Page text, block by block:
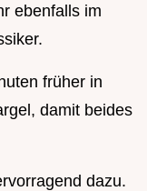
ebenfalls im
früher in
damit beides
dazu.